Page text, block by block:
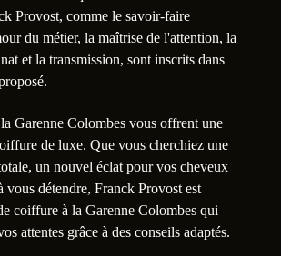
Provost, comme le savoir-faire
du métier, la maîtrise de l'attention, la
et la transmission, sont inscrits dans
Garenne Colombes vous offrent une
de luxe. Que vous cherchiez une
un nouvel éclat pour vos cheveux
vous détendre, Franck Provost est
coiffure à la Garenne Colombes qui
attentes grâce à des conseils adaptés.